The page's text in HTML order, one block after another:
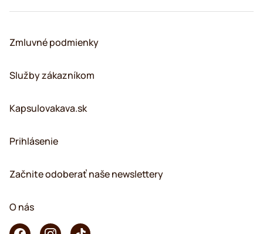
Zmluvné podmienky
Služby zákazníkom
Kapsulovakava.sk
Prihlásenie
Začnite odoberať naše newslettery
O nás